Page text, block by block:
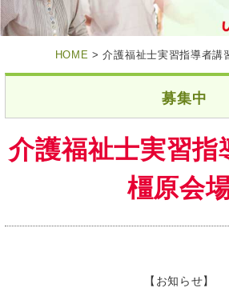
HOME > 介護福祉士実習指導者講
募集中
介護福祉士実習指
橿原会
【お知らせ】